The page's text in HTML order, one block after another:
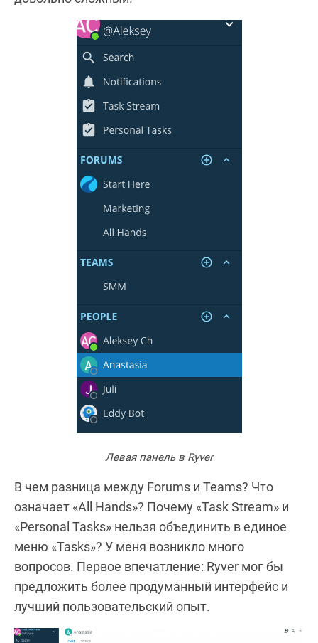
Левая панель в Ryver
В чем разница между Forums и Teams? Что
означает «All Hands»? Почему «Task Stream» и
«Personal Tasks» нельзя объединить в единое
меню «Tasks»? У меня возникло много
вопросов. Первое впечатление: Ryver мог бы
предложить более продуманный интерфейс и
лучший пользовательский опыт.